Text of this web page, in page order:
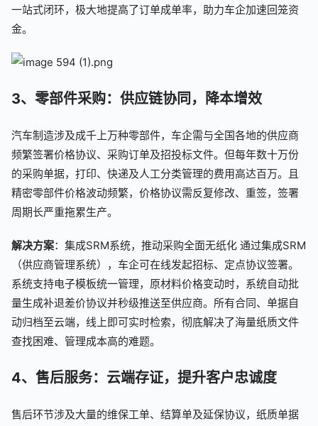
一站式闭环，极大地提高了订单成单率，助力车企加速回笼资
金。
3、零部件采购：供应链协同，降本增效
汽车制造涉及成千上万种零部件，车企需与全国各地的供应商
频繁签署价格协议、采购订单及招投标文件。但每年数十万份
的采购单据，打印、快递及人工分类管理的费用高达百万。且
精密零部件价格波动频繁，价格协议需反复修改、重签，签署
周期长严重拖累生产。
解决方案：集成SRM系统，推动采购全面无纸化 通过集成SRM
（供应商管理系统），车企可在线发起招标、定点协议签署。
系统支持电子模板统一管理，原材料价格变动时，系统自动批
量生成补退差价协议并秒级推送至供应商。所有合同、单据自
动归档至云端，线上即可实时检索，彻底解决了海量纸质文件
查找困难、管理成本高的难题。
4、售后服务：云端存证，提升客户忠诚度
售后环节涉及大量的维保工单、结算单及延保协议，纸质单据